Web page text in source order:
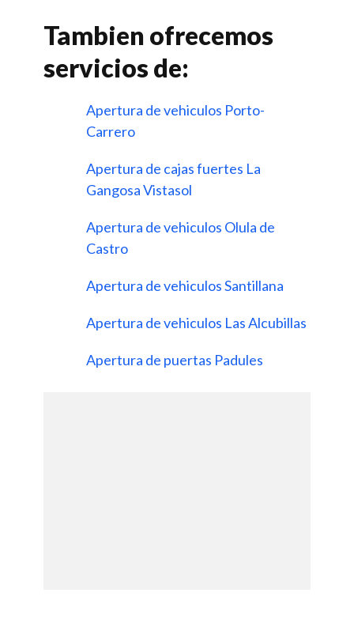
Tambien ofrecemos
servicios de:
Apertura de vehiculos Porto-
Carrero
Apertura de cajas fuertes La
Gangosa Vistasol
Apertura de vehiculos Olula de
Castro
Apertura de vehiculos Santillana
Apertura de vehiculos Las Alcubillas
Apertura de puertas Padules